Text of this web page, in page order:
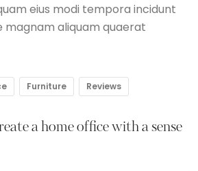
eius modi tempora incidunt
aliquam quaerat
Furniture Reviews
a home office with a sense